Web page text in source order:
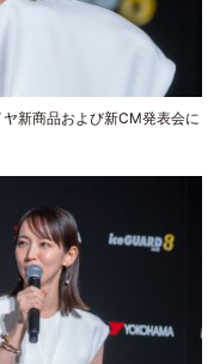
新商品および新CM発表会に